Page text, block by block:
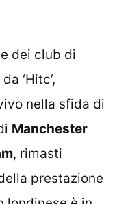
dei club di
‘Hitc’,
nella sfida di
Manchester
, rimasti
prestazione